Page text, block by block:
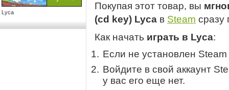
Lyca
Покупая этот товар, вы
(cd key) Lyca в Steam сразу
Как начать играть в Lyca:
Если не установлен
Войдите в свой аккаунт
у вас его еще нет.